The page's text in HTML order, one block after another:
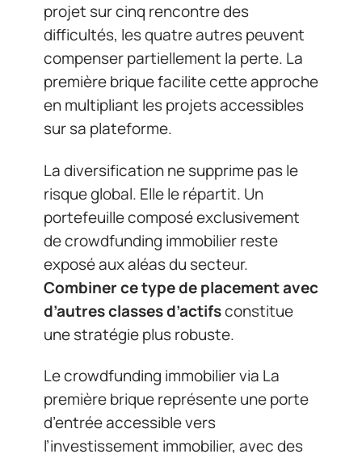
projet sur cinq rencontre des
difficultés, les quatre autres peuvent
compenser partiellement la perte. La
première brique facilite cette approche
en multipliant les projets accessibles
sur sa plateforme.
La diversification ne supprime pas le
risque global. Elle le répartit. Un
portefeuille composé exclusivement
de crowdfunding immobilier reste
exposé aux aléas du secteur.
Combiner ce type de placement avec
d’autres classes d’actifsconstitue
une stratégie plus robuste.
Le crowdfunding immobilier via La
première brique représente une porte
d’entrée accessible vers
l’investissement immobilier, avec des